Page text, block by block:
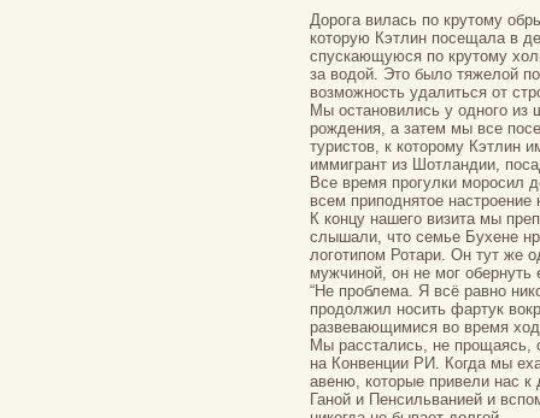
Дорога вилась по крутому
которую Кэтлин посещала в
спускающуюся по крутому
за водой. Это было тяжелой
возможность удалиться от
Мы остановились у одного из
рождения, а затем мы все
туристов, к которому Кэтлин
иммигрант из Шотландии,
Все время прогулки моросил
всем приподнятое
К концу нашего визита мы
слышали, что семье Бухене
логотипом Ротари. Он тут же
мужчиной, он не мог обернуть
“Не проблема. Я всё равно
продолжил носить фартук
развевающимися во время
Мы расстались, не прощаясь,
на Конвенции РИ. Когда мы
авеню, которые привели нас
Ганой и Пенсильванией и